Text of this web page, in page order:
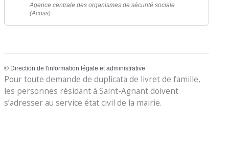
Agence centrale des organismes de sécurité sociale
(Acoss)
© Direction de l'information légale et administrative
Pour toute demande de duplicata de livret de famille,
les personnes résidant à Saint-Agnant doivent
s’adresser au service état civil de la mairie.